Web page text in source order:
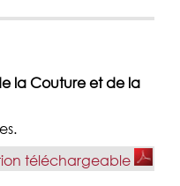
la Couture et de la
téléchargeable